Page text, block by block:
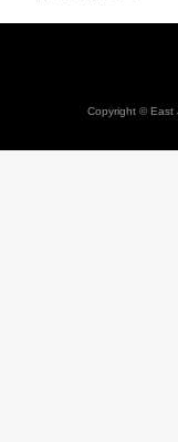
Copyright © East